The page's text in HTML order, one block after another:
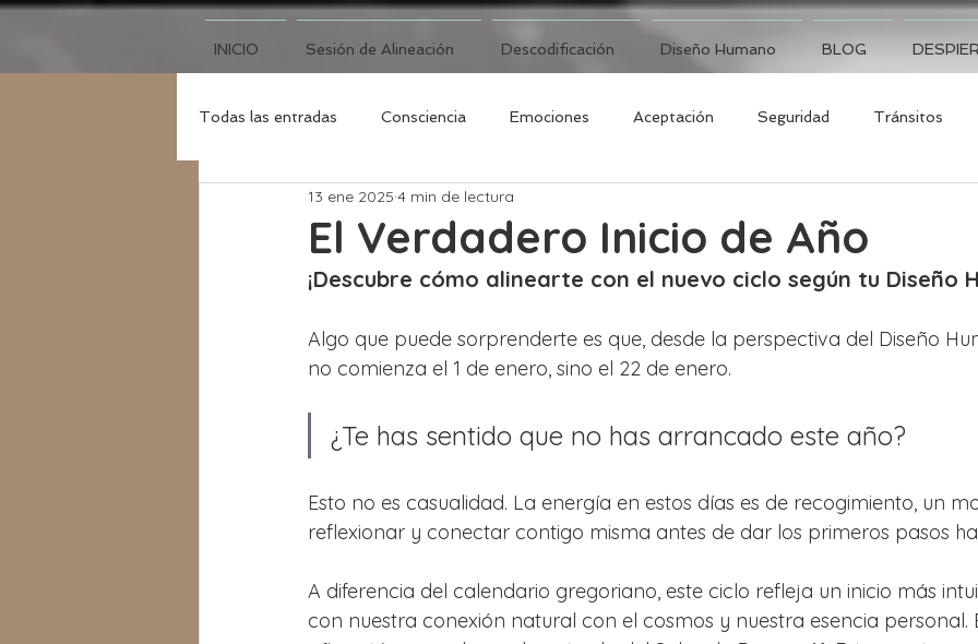
INICIO Sesión de Alineación Descodificación Diseño Humano BLOG
Todas las entradas Consciencia Emociones Aceptación Seguridad Tránsitos
Luna Nueva
El Verdadero Inicio de Año
13 ene 2025 4 min de lectura
¡Descubre cómo alinearte con el nuevo ciclo según tu Diseño
Algo que puede sorprenderte es que, desde la perspectiva del Diseño
no comienza el 1 de enero, sino el 22 de enero.
¿Te has sentido que no has arrancado este año?
Esto no es casualidad. La energía en estos días es de recogimiento, un
reflexionar y conectar contigo misma antes de dar los primeros pasos
A diferencia del calendario gregoriano, este ciclo refleja un inicio más
con nuestra conexión natural con el cosmos y nuestra esencia personal.